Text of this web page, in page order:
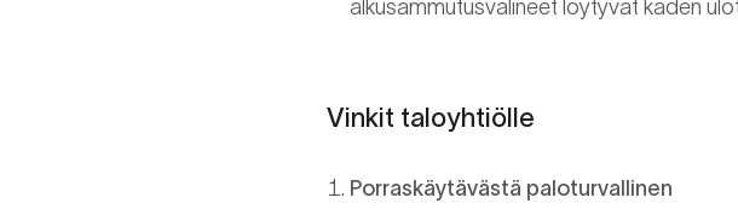
alkusammutusvälineet löytyvät käden
Vinkit taloyhtiölle
Porraskäytävästä paloturvallinen